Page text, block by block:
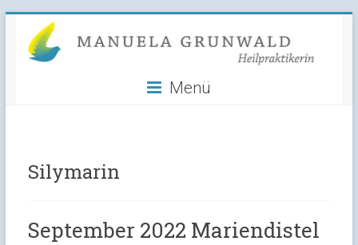
content
Manuela
Grunwald
Menü
Silymarin
September 2022 Mariendistel